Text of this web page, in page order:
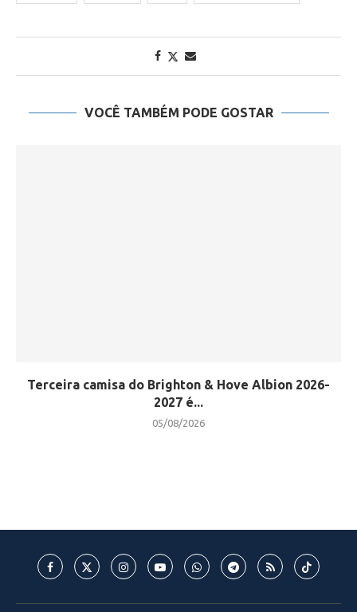
VOCÊ TAMBÉM PODE GOSTAR
Terceira camisa do Brighton & Hove Albion 2026-
2027 é...
05/08/2026